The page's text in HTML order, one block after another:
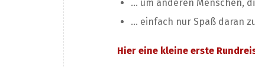
… um anderen Menschen,
… einfach nur Spaß daran
Hier eine kleine erste